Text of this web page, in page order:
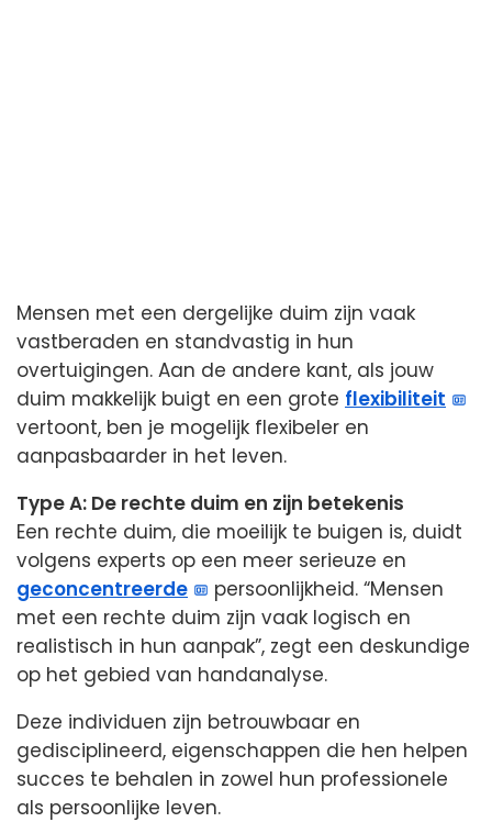
Mensen met een dergelijke duim zijn vaak
vastberaden en standvastig in hun
overtuigingen. Aan de andere kant, als jouw
duim makkelijk buigt en een grote flexibiliteit
vertoont, ben je mogelijk flexibeler en
aanpasbaarder in het leven.
Type A: De rechte duim en zijn betekenis
Een rechte duim, die moeilijk te buigen is, duidt
volgens experts op een meer serieuze en
geconcentreerde
persoonlijkheid. “Mensen
met een rechte duim zijn vaak logisch en
realistisch in hun aanpak”, zegt een deskundige
op het gebied van handanalyse.
Deze individuen zijn betrouwbaar en
gedisciplineerd, eigenschappen die hen helpen
succes te behalen in zowel hun professionele
als persoonlijke leven.